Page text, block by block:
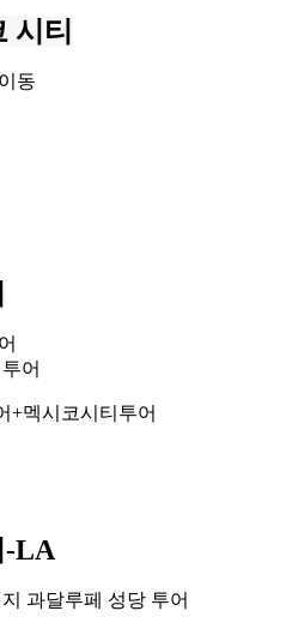
시티
동
어
+멕시코시티투어
-LA
과달루페 성당 투어